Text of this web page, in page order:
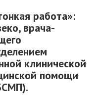
работа»:
врача-
его
ой клинической
помощи